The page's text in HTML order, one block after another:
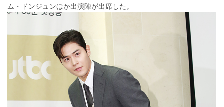
ム・ドンジュンほか出演陣が出席した。